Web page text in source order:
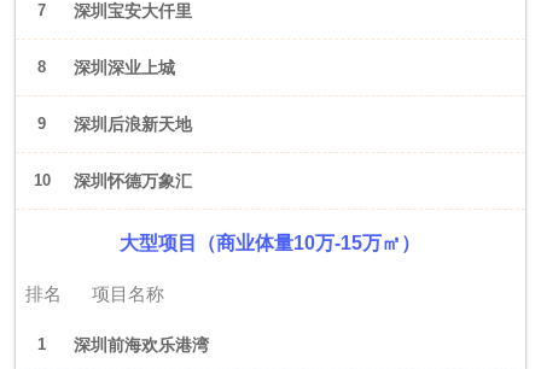
7 深圳宝安大仟里
8 深圳深业上城
9 深圳后浪新天地
10 深圳怀德万象汇
大型项目（商业体量10万-15万㎡）
排名 项目名称
1 深圳前海欢乐港湾